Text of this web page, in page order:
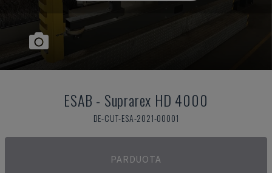
ESAB - Suprarex HD 4000
DE-CUT-ESA-2021-00001
PARDUOTA